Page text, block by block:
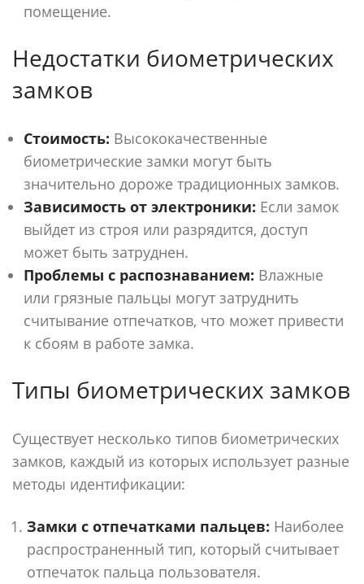
помещение.
Недостатки биометрических
замков
Стоимость: Высококачественные
биометрические замки могут быть
значительно дороже традиционных замков.
Зависимость от электроники: Если замок
выйдет из строя или разрядится, доступ
может быть затруднен.
Проблемы с распознаванием: Влажные
или грязные пальцы могут затруднить
считывание отпечатков, что может привести
к сбоям в работе замка.
Типы биометрических замков
Существует несколько типов биометрических
замков, каждый из которых использует разные
методы идентификации:
Замки с отпечатками пальцев: Наиболее
распространенный тип, который считывает
отпечаток пальца пользователя.